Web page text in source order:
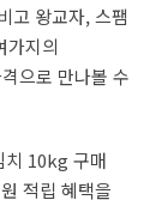
고 왕교자, 스팸
가지의
으로 만나볼 수
치 10kg 구매
적립 혜택을